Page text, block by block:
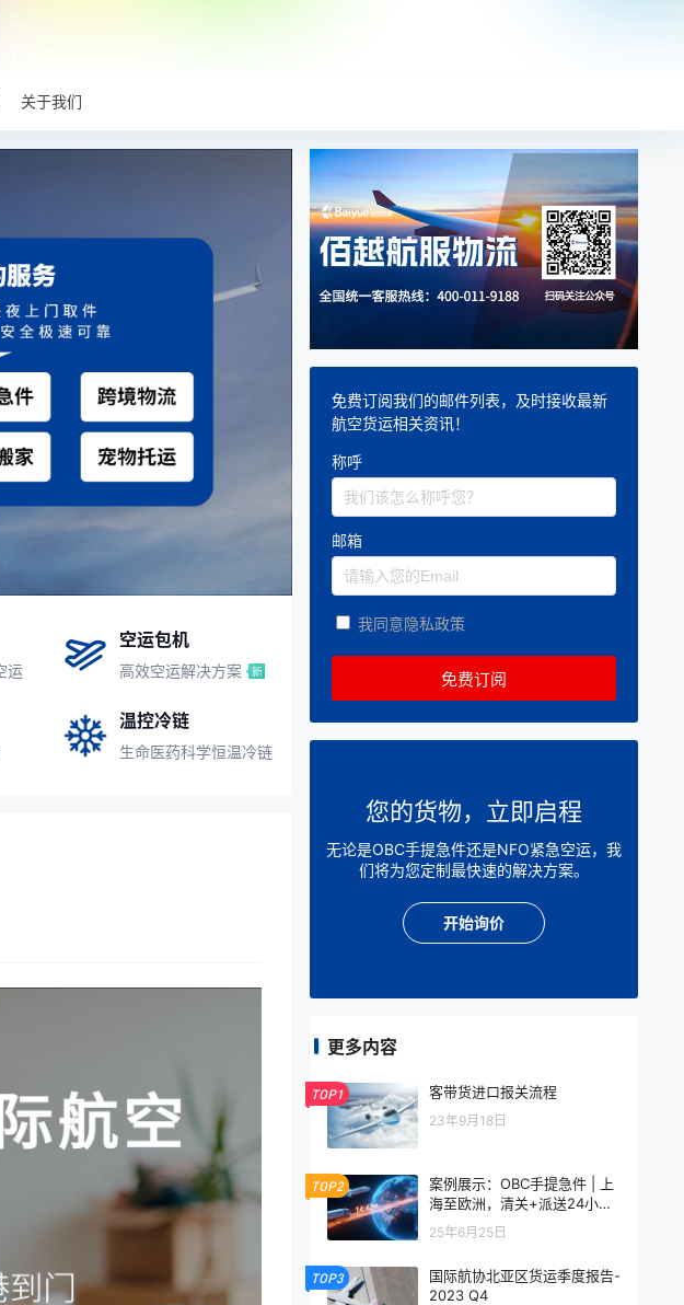
关于我们
运
空运包机
高效空运解决方案
温控冷链
生命医药科学恒温冷链
免费订阅我们的邮件列表，及时接收最新
航空货运相关资讯！
称呼
邮箱
我同意隐私政策
您的货物，立即启程
无论是OBC手提急件还是NFO紧急空运，我
们将为您定制最快速的解决方案。
开始询价
更多内容
TOP1 客带货进口报关流程
23年9月18日
TOP2
案例展示：OBC手提急件 | 上
海至欧洲，清关+派送24小时
极速完成！
25年6月25日
TOP3
国际航协北亚区货运季度报告-
2023 Q4